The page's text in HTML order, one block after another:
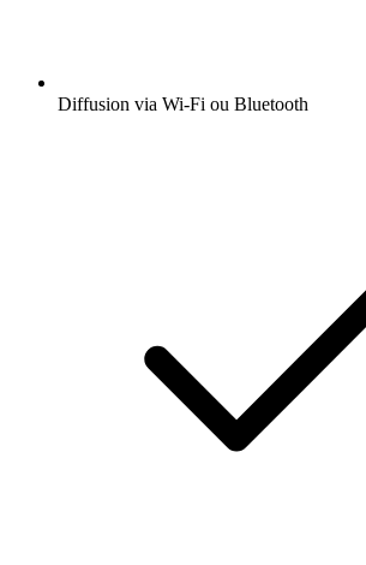
Diffusion via Wi-Fi ou Bluetooth